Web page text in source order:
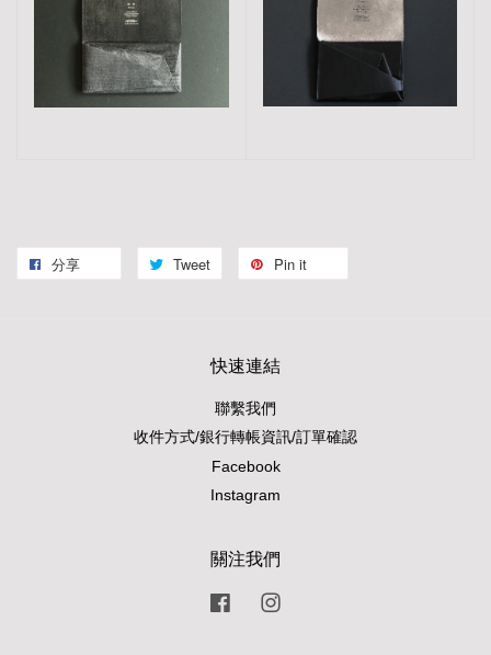
分享 Tweet Pin it
快速連結
聯繫我們
收件方式/銀行轉帳資訊/訂單確認
Facebook
Instagram
關注我們
Facebook